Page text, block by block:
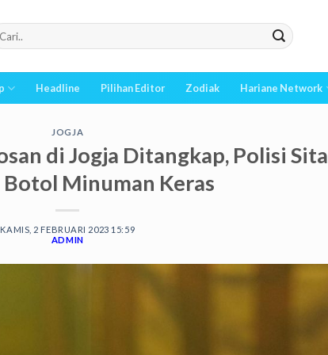
Headline Pilihan Editor Zodiak Hariane Network
JOGJA
di Jogja Ditangkap, Polisi Sita
Botol Minuman Keras
KAMIS, 2 FEBRUARI 2023 15:59
ADMIN